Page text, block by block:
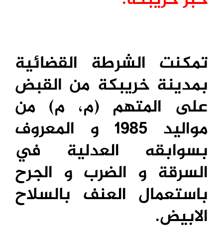
تمكنت الشرطة القضائية
بمدينة خريبكة من القبض
على المتهم (م، م) من
مواليد 1985 و المعروف
بسوابقه العدلية في
السرقة و الضرب و الجرح
باستعمال العنف بالسلاح
الابيض.